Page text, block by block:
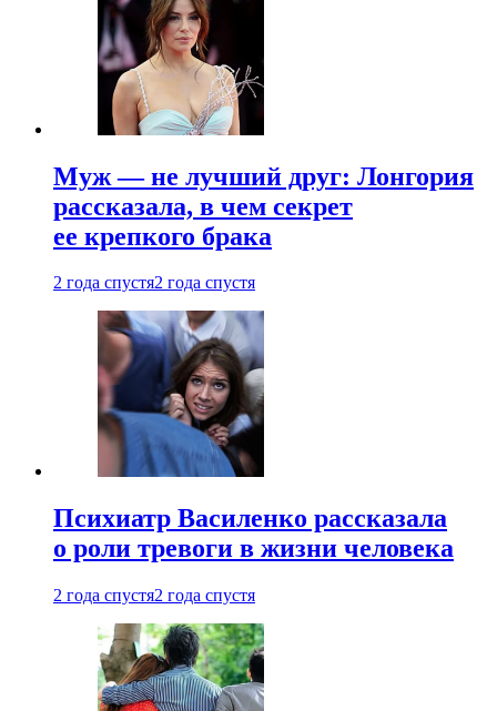
Муж — не лучший друг: Лонгория
рассказала, в чем секрет
ее крепкого брака
2 года спустя2 года спустя
Психиатр Василенко рассказала
о роли тревоги в жизни человека
2 года спустя2 года спустя